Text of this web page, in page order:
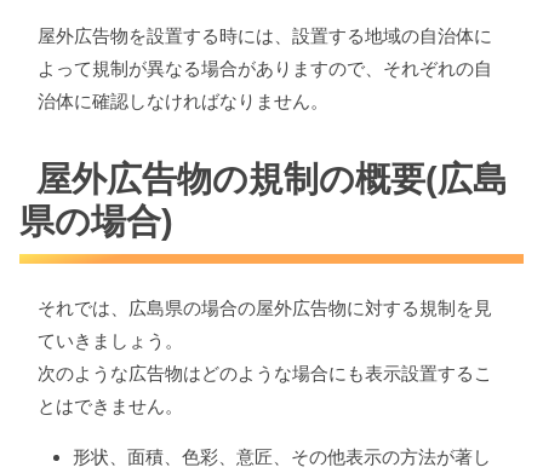
屋外広告物を設置する時には、設置する地域の自治体に
よって規制が異なる場合がありますので、それぞれの自
治体に確認しなければなりません。
屋外広告物の規制の概要(広島
県の場合)
それでは、広島県の場合の屋外広告物に対する規制を見
ていきましょう。
次のような広告物はどのような場合にも表示設置するこ
とはできません。
形状、面積、色彩、意匠、その他表示の方法が著し